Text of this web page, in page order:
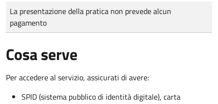
Tipo di pagamento
Importo
La presentazione della pratica non prevede alcun
pagamento
Cosa serve
Per accedere al servizio, assicurati di avere:
SPID (sistema pubblico di identità digitale), carta